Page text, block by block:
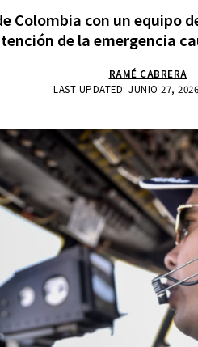
Colombia con un
de la emergencia
LAST UPDATED: JUNIO 27,
RAMÉ CABRERA